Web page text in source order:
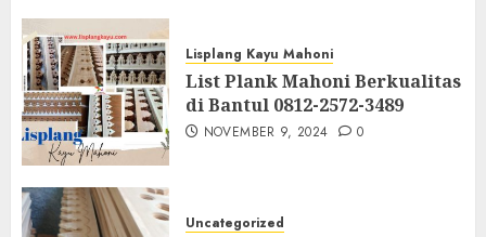
Lisplang Kayu Mahoni
List Plank Mahoni Berkualitas
di Bantul 0812-2572-3489
NOVEMBER 9, 2024 0
Uncategorized